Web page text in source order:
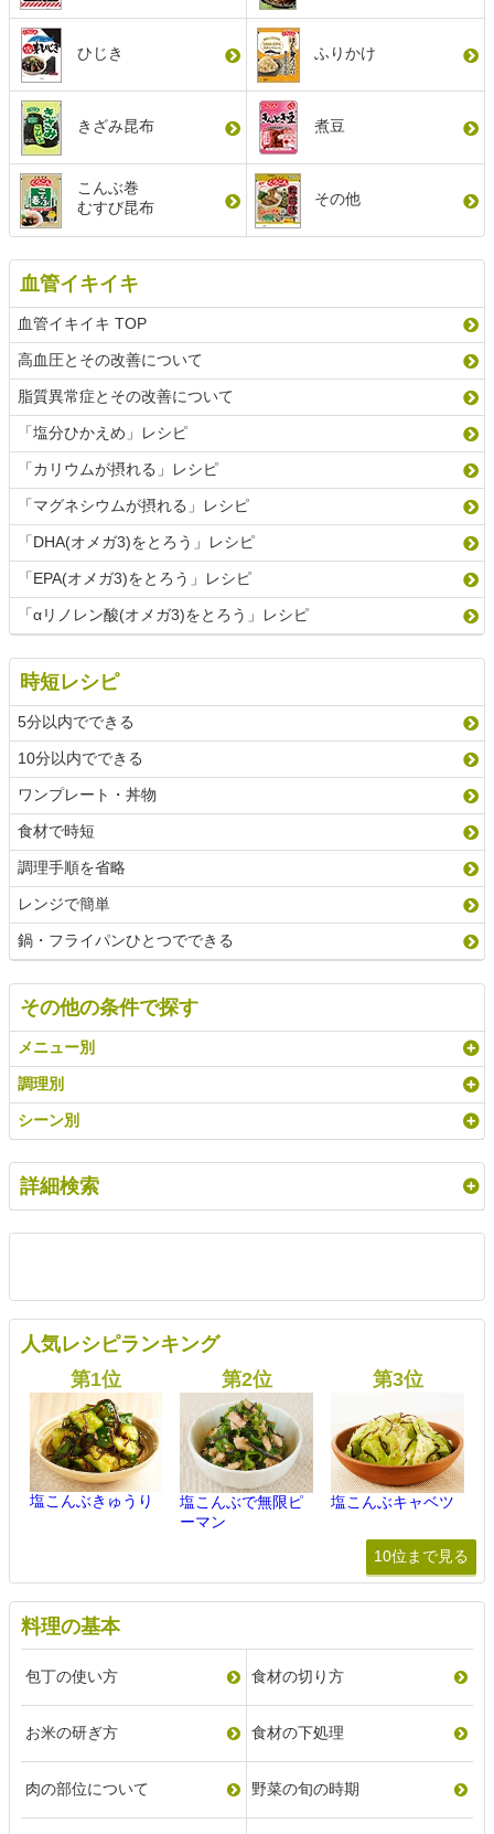
ひじき ふりかけ
きざみ昆布 煮豆
こんぶ巻
むすび昆布
その他
血管イキイキ
血管イキイキ TOP
高血圧とその改善について
脂質異常症とその改善について
「塩分ひかえめ」レシピ
「カリウムが摂れる」レシピ
「マグネシウムが摂れる」レシピ
「DHA(オメガ3)をとろう」レシピ
「EPA(オメガ3)をとろう」レシピ
「αリノレン酸(オメガ3)をとろう」レシピ
時短レシピ
5分以内でできる
10分以内でできる
ワンプレート・丼物
食材で時短
調理手順を省略
レンジで簡単
鍋・フライパンひとつでできる
その他の条件で探す
メニュー別
調理別
シーン別
詳細検索
人気レシピランキング
塩こんぶきゅうり
塩こんぶで無限ピ
ーマン
塩こんぶキャベツ
10位まで見る
料理の基本
包丁の使い方 食材の切り方
お米の研ぎ方 食材の下処理
肉の部位について 野菜の旬の時期